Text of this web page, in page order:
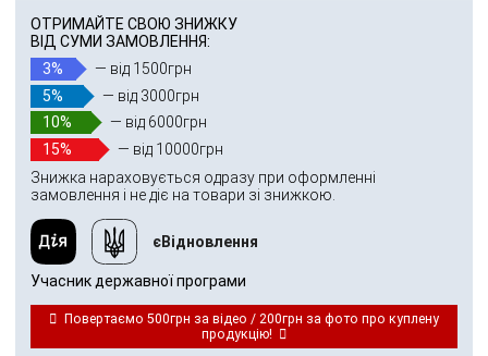
ОТРИМАЙТЕ СВОЮ ЗНИЖКУ
ВІД СУМИ ЗАМОВЛЕННЯ:
3%
— від 1500грн
5%
— від 3000грн
10%
— від 6000грн
15%
— від 10000грн
Знижка нараховується одразу при оформленні
замовлення і не діє на товари зі знижкою.
єВідновлення
Учасник державної програми
Повертаємо 500грн за відео / 200грн за фото про куплену
продукцію!